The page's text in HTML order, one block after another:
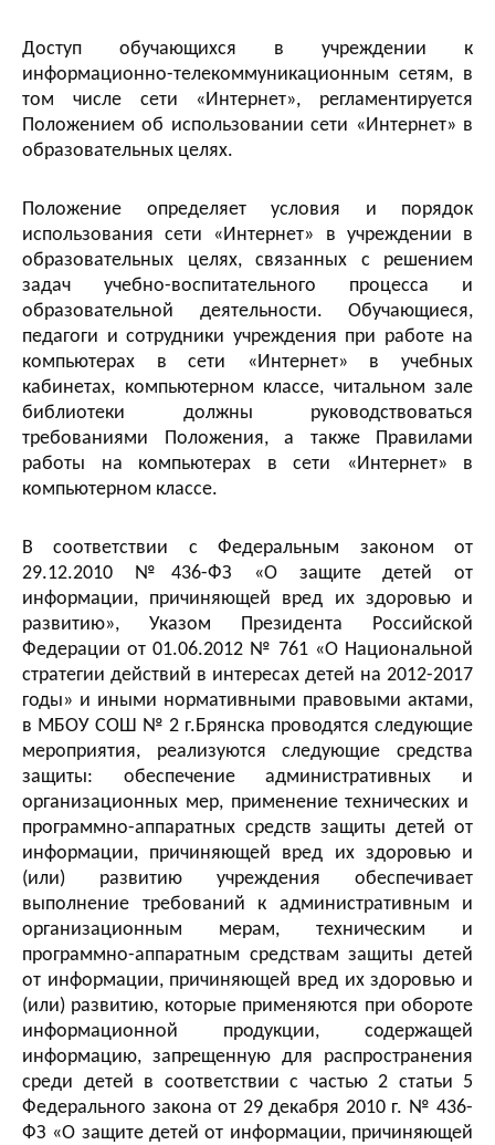
Доступ обучающихся в учреждении к
информационно-телекоммуникационным сетям, в
том числе сети «Интернет», регламентируется
Положением об использовании сети «Интернет» в
образовательных целях.
Положение определяет условия и порядок
использования сети «Интернет» в учреждении в
образовательных целях, связанных с решением
задач учебно-воспитательного процесса и
образовательной деятельности. Обучающиеся,
педагоги и сотрудники учреждения при работе на
компьютерах в сети «Интернет» в учебных
кабинетах, компьютерном классе, читальном зале
библиотеки должны руководствоваться
требованиями Положения, а также Правилами
работы на компьютерах в сети «Интернет» в
компьютерном классе.
В соответствии с Федеральным законом от
29.12.2010 №436-ФЗ «О защите детей от
информации, причиняющей вред их здоровью и
развитию», Указом Президента Российской
Федерации от 01.06.2012 № 761 «О Национальной
стратегии действий в интересах детей на 2012-2017
годы» и иными нормативными правовыми актами,
в МБОУ СОШ № 2 г.Брянска проводятся следующие
мероприятия, реализуются следующие средства
защиты: обеспечение административных и
организационных мер, применение технических и
программно-аппаратных средств защиты детей от
информации, причиняющей вред их здоровью и
(или) развитию учреждения обеспечивает
выполнение требований к административным и
организационным мерам, техническим и
программно-аппаратным средствам защиты детей
от информации, причиняющей вред их здоровью и
(или) развитию, которые применяются при обороте
информационной продукции, содержащей
информацию, запрещенную для распространения
среди детей в соответствии с частью 2 статьи 5
Федерального закона от 29 декабря 2010 г. № 436-
ФЗ «О защите детей от информации, причиняющей